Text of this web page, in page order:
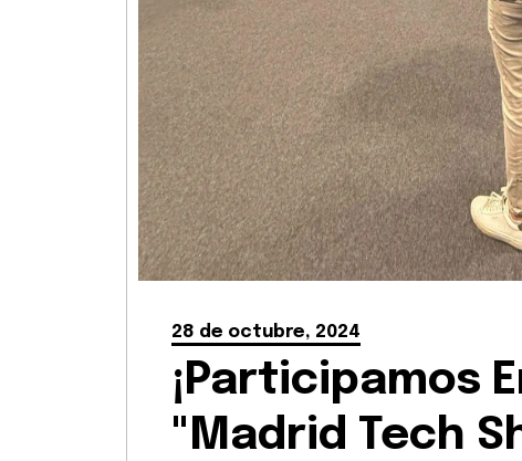
28 de octubre, 2024
¡Participamos
"Madrid Tech